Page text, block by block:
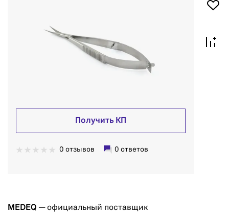
Получить КП
0 отзывов 0 ответов
MEDEQ — официальный поставщик